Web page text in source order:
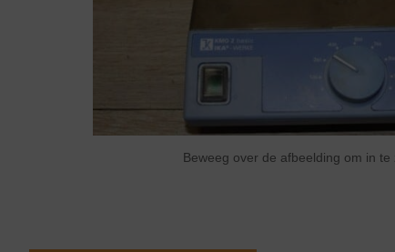
Beweeg over de afbeelding om in te